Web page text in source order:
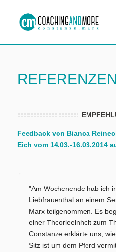
REFERENZEN
Feedback von Bianca
Eich vom 14.03.-16.03.2014
"Am Wochenende hab ich
Liebfrauenthal an einem
Marx teilgenommen. Es
einer Theorieeinheit zum
Constanze erklärte uns,
Sitz ist um dem Pferd